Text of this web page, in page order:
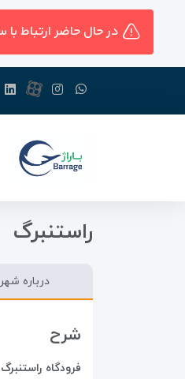
در حال حاضر ارتباط
راستنبرگ
درباره شهر
شرح
فرودگاه راستنبرگ